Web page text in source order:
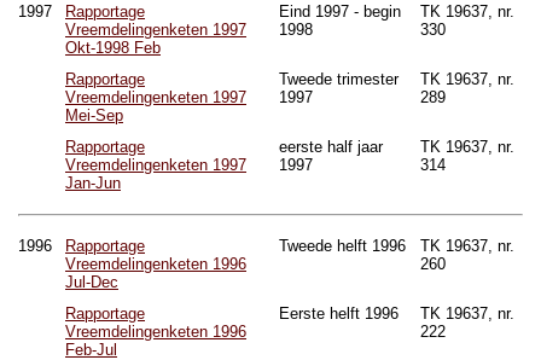
1997
Rapportage
Vreemdelingenketen 1997
Okt-1998 Feb
Eind 1997 - begin
1998
TK 19637, nr.
330
Rapportage
Vreemdelingenketen 1997
Mei-Sep
Tweede trimester
1997
TK 19637, nr.
289
Rapportage
Vreemdelingenketen 1997
Jan-Jun
eerste half jaar
1997
TK 19637, nr.
314
1996
Rapportage
Vreemdelingenketen 1996
Jul-Dec
Tweede helft 1996
TK 19637, nr.
260
Rapportage
Vreemdelingenketen 1996
Feb-Jul
Eerste helft 1996
TK 19637, nr.
222